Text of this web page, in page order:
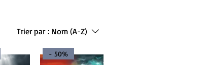
Trier par : Nom (A-Z)
- 50%